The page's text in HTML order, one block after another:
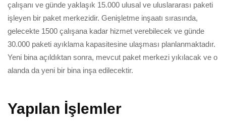
çalışanı ve günde yaklaşık 15.000 ulusal ve uluslararası paketi
işleyen bir paket merkezidir. Genişletme inşaatı sırasında,
gelecekte 1500 çalışana kadar hizmet verebilecek ve günde
30.000 paketi ayıklama kapasitesine ulaşması planlanmaktadır.
Yeni bina açıldıktan sonra, mevcut paket merkezi yıkılacak ve o
alanda da yeni bir bina inşa edilecektir.
Yapılan İşlemler